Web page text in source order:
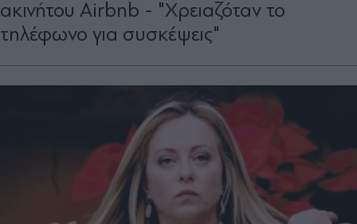
ακινήτου Airbnb - "Χρειαζόταν το
τηλέφωνο για συσκέψεις"